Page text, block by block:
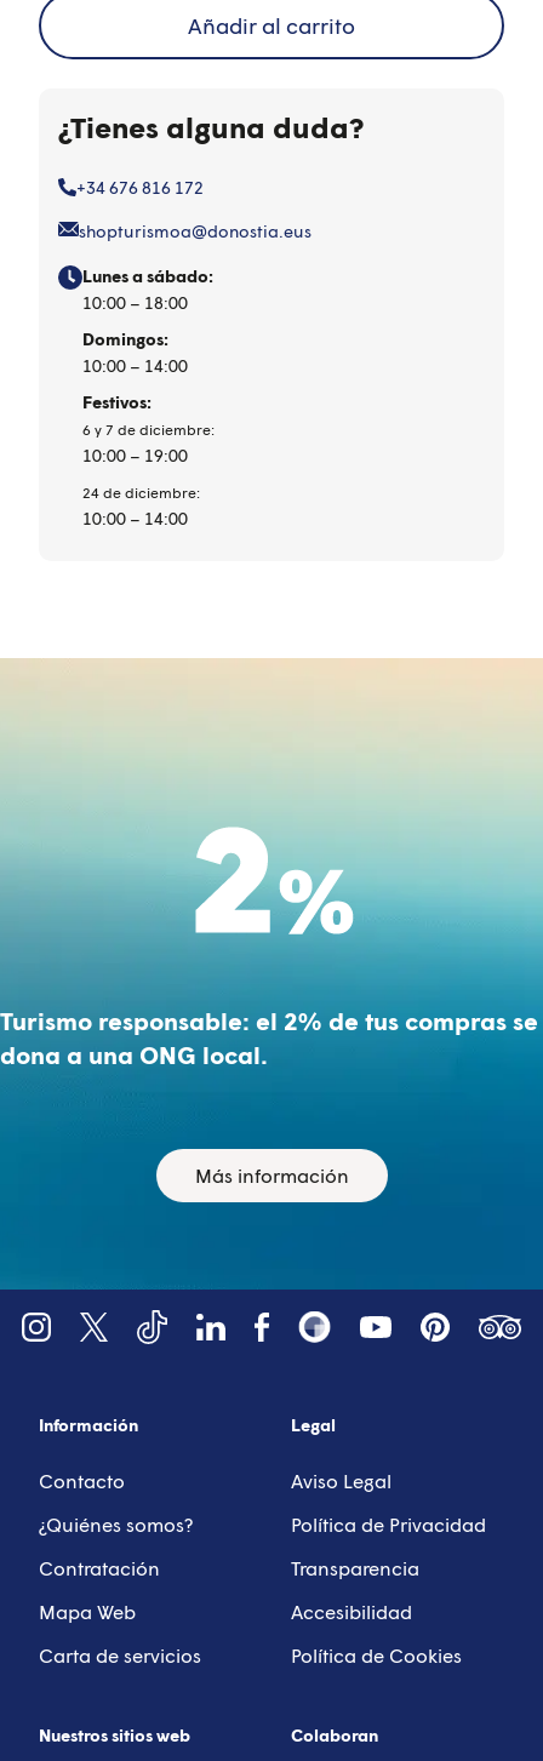
Añadir al carrito
¿Tienes alguna duda?
+34 676 816 172
shopturismoa@donostia.eus
Lunes a sábado:
10:00 – 18:00
Domingos:
10:00 – 14:00
Festivos:
6 y 7 de diciembre:
10:00 – 19:00
24 de diciembre:
10:00 – 14:00
Turismo responsable: el 2% de tus compras se
dona a una ONG local.
Más información
Información
Contacto
¿Quiénes somos?
Contratación
Mapa Web
Carta de servicios
Legal
Aviso Legal
Política de Privacidad
Transparencia
Accesibilidad
Política de Cookies
Nuestros sitios web Colaboran